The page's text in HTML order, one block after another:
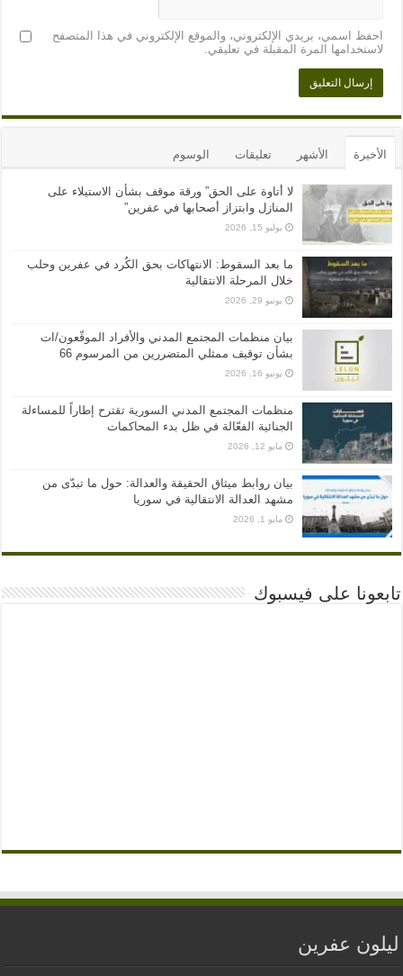
احفظ اسمي، بريدي الإلكتروني، والموقع الإلكتروني في هذا المتصفح
لاستخدامها المرة المقبلة في تعليقي.
الأخيرة الأشهر تعليقات الوسوم
لا أتاوة على الحق” ورقة موقف بشأن الاستيلاء على
المنازل وابتزاز أصحابها في عفرين”
يوليو 15, 2026
ما بعد السقوط: الانتهاكات بحق الكُرد في عفرين وحلب
خلال المرحلة الانتقالية
يونيو 29, 2026
بيان منظمات المجتمع المدني والأفراد الموقّعون/ات
بشأن توقيف ممثلي المتضررين من المرسوم 66
يونيو 16, 2026
منظمات المجتمع المدني السورية تقترح إطاراً للمساءلة
الجنائية الفعّالة في ظل بدء المحاكمات
مايو 12, 2026
بيان روابط ميثاق الحقيقة والعدالة: حول ما تبدّى من
مشهد العدالة الانتقالية في سوريا
مايو 1, 2026
تابعونا على فيسبوك
ليلون عفرين